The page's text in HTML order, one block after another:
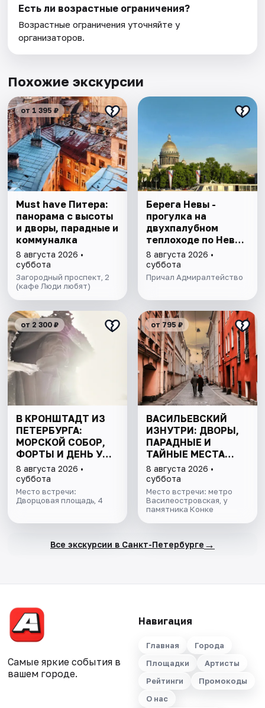
Есть ли возрастные ограничения?
Возрастные ограничения уточняйте у
организаторов.
Похожие экскурсии
от 1 395 ₽
Must have Питера:
панорама с высоты
и дворы, парадные и
коммуналка
8 августа 2026 •
суббота
Загородный проспект, 2
(кафе Люди любят)
Берега Невы -
прогулка на
двухпалубном
теплоходе по Неве
с подходом к
Финскому заливу
8 августа 2026 •
суббота
Причал Адмиралтейство
от 2 300 ₽
В КРОНШТАДТ ИЗ
ПЕТЕРБУРГА:
МОРСКОЙ СОБОР,
ФОРТЫ И ДЕНЬ У
ФИНСКОГО ЗАЛИВА.
ВСЁ ВКЛЮЧЕНО
8 августа 2026 •
суббота
Место встречи:
Дворцовая площадь, 4
от 795 ₽
ВАСИЛЬЕВСКИЙ
ИЗНУТРИ: ДВОРЫ,
ПАРАДНЫЕ И
ТАЙНЫЕ МЕСТА
ОСТРОВА
8 августа 2026 •
суббота
Место встречи: метро
Василеостровская, у
памятника Конке
Все экскурсии в Санкт-Петербурге →
Самые яркие события в
вашем городе.
Навигация
Главная
Города
Площадки
Артисты
Рейтинги
Промокоды
О нас